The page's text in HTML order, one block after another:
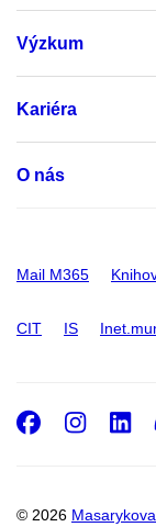
Výzkum
Kariéra
O nás
Mail M365
CIT IS
© 2026